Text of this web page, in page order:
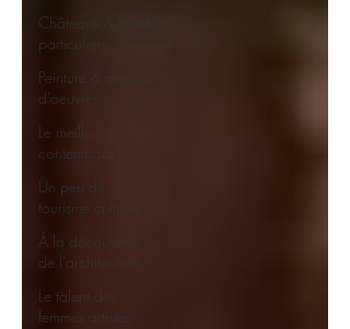
Châteaux & hôtels
particuliers
Peinture & analyse
d'oeuvres
Le meilleur de l'art
contemporain
Un peu de
tourisme culturel
À la découverte
de l'architecture
Le talent des
femmes artistes